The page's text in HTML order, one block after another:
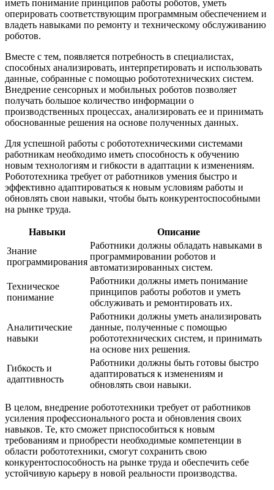
иметь понимание принципов работы роботов, уметь
оперировать соответствующим программным обеспечением и
владеть навыками по ремонту и техническому обслуживанию
роботов.
Вместе с тем, появляется потребность в специалистах,
способных анализировать, интерпретировать и использовать
данные, собранные с помощью робототехнических систем.
Внедрение сенсорных и мобильных роботов позволяет
получать большое количество информации о
производственных процессах, анализировать ее и принимать
обоснованные решения на основе полученных данных.
Для успешной работы с робототехническими системами
работникам необходимо иметь способность к обучению
новым технологиям и гибкости в адаптации к изменениям.
Робототехника требует от работников умения быстро и
эффективно адаптироваться к новым условиям работы и
обновлять свои навыки, чтобы быть конкурентоспособными
на рынке труда.
Навыки
Описание
Знание
программирования
Работники должны обладать навыками в
программировании роботов и
автоматизированных систем.
Техническое
понимание
Работники должны иметь понимание
принципов работы роботов и уметь
обслуживать и ремонтировать их.
Аналитические
навыки
Работники должны уметь анализировать
данные, полученные с помощью
робототехнических систем, и принимать
на основе них решения.
Гибкость и
адаптивность
Работники должны быть готовы быстро
адаптироваться к изменениям и
обновлять свои навыки.
В целом, внедрение робототехники требует от работников
усиления профессионального роста и обновления своих
навыков. Те, кто сможет приспособиться к новым
требованиям и приобрести необходимые компетенции в
области робототехники, смогут сохранить свою
конкурентоспособность на рынке труда и обеспечить себе
устойчивую карьеру в новой реальности производства.